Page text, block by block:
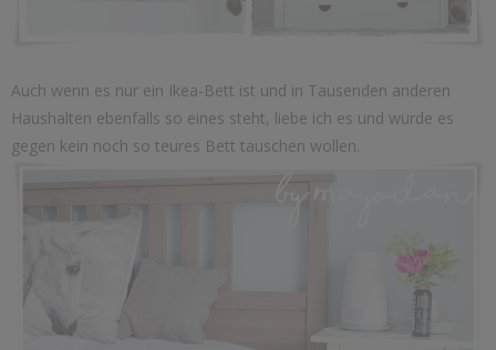
Auch wenn es nur ein Ikea-Bett ist und in Tausenden anderen
Haushalten ebenfalls so eines steht, liebe ich es und würde es
gegen kein noch so teures Bett tauschen wollen.